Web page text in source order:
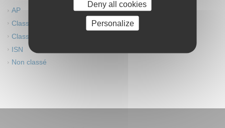
AP
Classes européennes
Classes innovantes
ISN
Non classé
Deny all cookies
Personalize